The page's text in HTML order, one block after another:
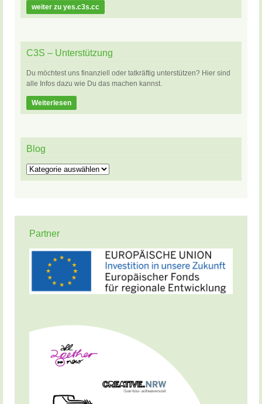
weiter zu yes.c3s.cc
C3S – Unterstützung
Du möchtest uns finanziell oder tatkräftig unterstützen? Hier sind
alle Infos dazu wie Du das machen kannst.
Weiterlesen
Blog
Blog
Partner